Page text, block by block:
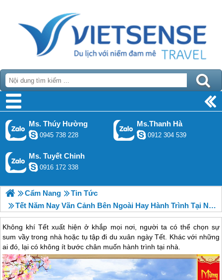
Ms. Thúy Hường
0945 738 228
Ms.Thanh Hà
0912 304 539
Ms. Tuyết Chinh
0916 172 338
Cẩm Nang
Tin Tức
Tết Năm Nay Vãn Cảnh Bên Ngoài Hay Hành Trình Tại Nhà
Không khí Tết xuất hiện ở khắp mọi nơi, người ta có thể chọn sự
sum vầy trong nhà hoặc tụ tập đi du xuân ngày Tết. Khác với những
ai đó, lại có không ít bước chân muốn hành trình tại nhà.